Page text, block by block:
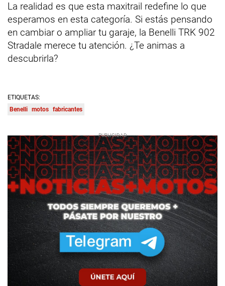
La realidad es que esta maxitrail redefine lo que
esperamos en esta categoría. Si estás pensando
en cambiar o ampliar tu garaje, la Benelli TRK 902
Stradale merece tu atención. ¿Te animas a
descubrirla?
ETIQUETAS:
Benelli motos fabricantes